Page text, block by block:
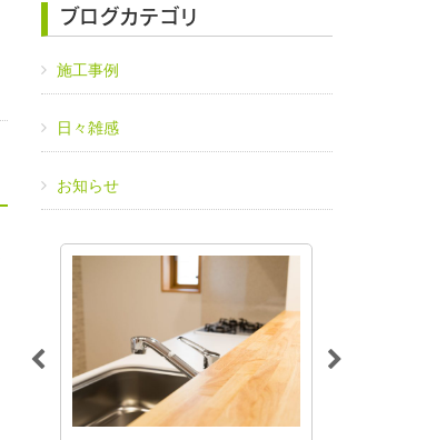
ブログカテゴリ
施工事例
日々雑感
お知らせ